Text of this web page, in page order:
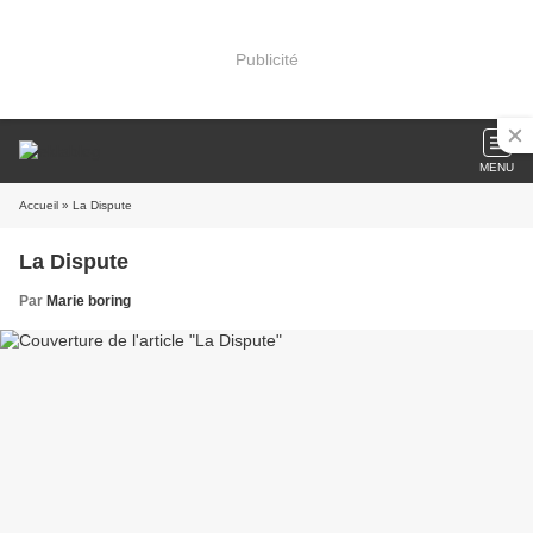
Publicité
MENU
Accueil » La Dispute
La Dispute
Par Marie boring